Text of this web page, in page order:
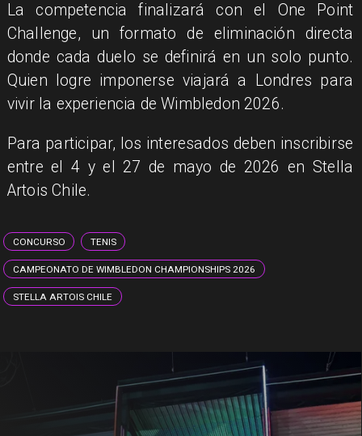
La competencia finalizará con el One Point
Challenge, un formato de eliminación directa
donde cada duelo se definirá en un solo punto.
Quien logre imponerse viajará a Londres para
vivir la experiencia de Wimbledon 2026.
Para participar, los interesados deben inscribirse
entre el 4 y el 27 de mayo de 2026 en Stella
Artois Chile.
CONCURSO TENIS
CAMPEONATO DE WIMBLEDON CHAMPIONSHIPS 2026
STELLA ARTOIS CHILE